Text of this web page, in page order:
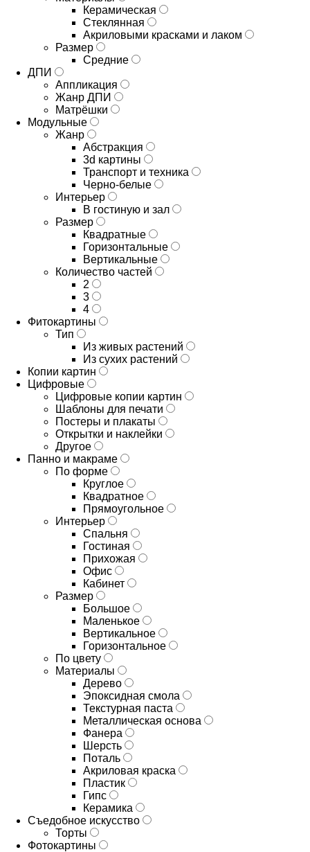
Керамическая
Стеклянная
Акриловыми красками и лаком
Размер
Средние
ДПИ
Аппликация
Жанр ДПИ
Матрёшки
Модульные
Жанр
Абстракция
3d картины
Транспорт и техника
Черно-белые
Интерьер
В гостиную и зал
Размер
Квадратные
Горизонтальные
Вертикальные
Количество частей
2
3
4
Фитокартины
Тип
Из живых растений
Из сухих растений
Копии картин
Цифровые
Цифровые копии картин
Шаблоны для печати
Постеры и плакаты
Открытки и наклейки
Другое
Панно и макраме
По форме
Круглое
Квадратное
Прямоугольное
Интерьер
Спальня
Гостиная
Прихожая
Офис
Кабинет
Размер
Большое
Маленькое
Вертикальное
Горизонтальное
По цвету
Материалы
Дерево
Эпоксидная смола
Текстурная паста
Металлическая основа
Фанера
Шерсть
Поталь
Акриловая краска
Пластик
Гипс
Керамика
Съедобное искусство
Торты
Фотокартины